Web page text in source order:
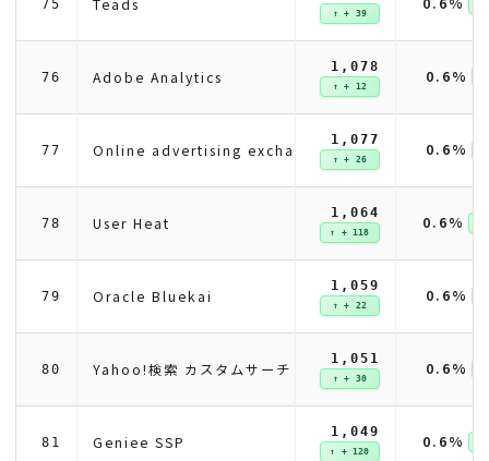
75
↑ + 39
76 Adobe Analytics
1,078
↑ + 12 0.6%
77 Online advertising exchange (Index Exchange)
1,077
↑ + 26 0.6%
78 User Heat
1,064
↑ + 118 0.6%
79 Oracle Bluekai
1,059
↑ + 22 0.6%
80 Yahoo!検索 カスタムサーチ
1,051
↑ + 30 0.6%
81 Geniee SSP
1,049
↑ + 120 0.6%